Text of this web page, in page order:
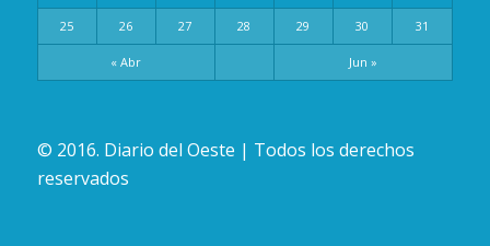
« Abr Jun »
25 26 27 28 29 30 31
© 2016. Diario del Oeste | Todos los derechos
reservados